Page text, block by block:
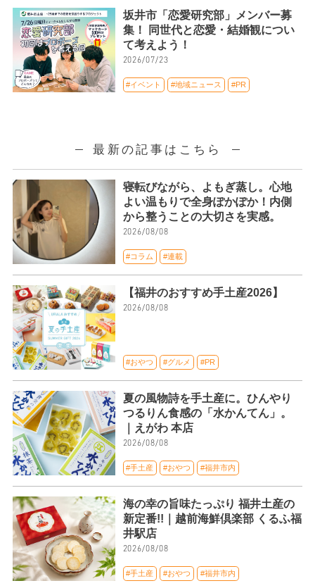
坂井市「恋愛研究部」メンバー募
集！ 同世代と恋愛・結婚観につい
て考えよう！
2026/07/23
#イベント #地域ニュース #PR
最新の記事はこちら
寝転びながら、よもぎ蒸し。心地
よい温もりで全身ぽかぽか！内側
から整うことの大切さを実感。
2026/08/08
#コラム #連載
【福井のおすすめ手土産2026】
2026/08/08
#おやつ #グルメ #PR
夏の風物詩を手土産に。ひんやり
つるりん食感の「水かんてん」。
｜えがわ 本店
2026/08/08
#手土産 #おやつ #福井市内
海の幸の旨味たっぷり 福井土産の
新定番!!｜越前海鮮倶楽部 くるふ福
井駅店
2026/08/08
#手土産 #おやつ #福井市内